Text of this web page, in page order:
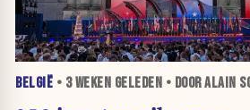
BELGIË • 3 WEKEN GELEDEN • DOOR ALAIN